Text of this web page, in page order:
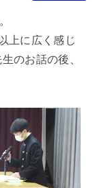
上に広く感じ
のお話の後、